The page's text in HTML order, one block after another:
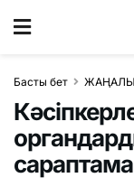
Басты бет